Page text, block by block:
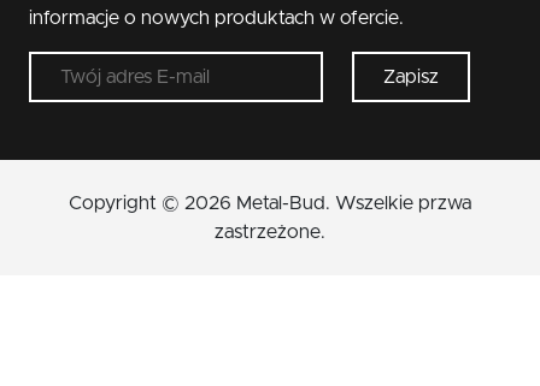
informacje o nowych produktach w ofercie.
Zapisz
Copyright © 2026 Metal-Bud. Wszelkie przwa
zastrzeżone.